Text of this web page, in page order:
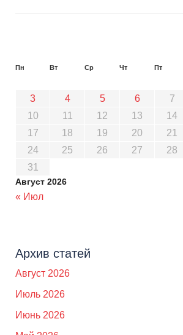
Август 2026
Пн Вт Ср Чт Пт
3
4 5 6 7
10
11 12 13 14
17
18 19 20 21
24
25 26 27 28
31
« Июл
Архив статей
Август 2026
Июль 2026
Июнь 2026